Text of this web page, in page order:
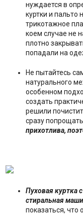
нуждается в
куртки и пальто
трикотажное
коем случае не
плотно
попадали на
Не пытайтесь
натурального
особенном
создать
решили
сразу
прихотлива,
Пуховая куртка
стиральная
показаться, что